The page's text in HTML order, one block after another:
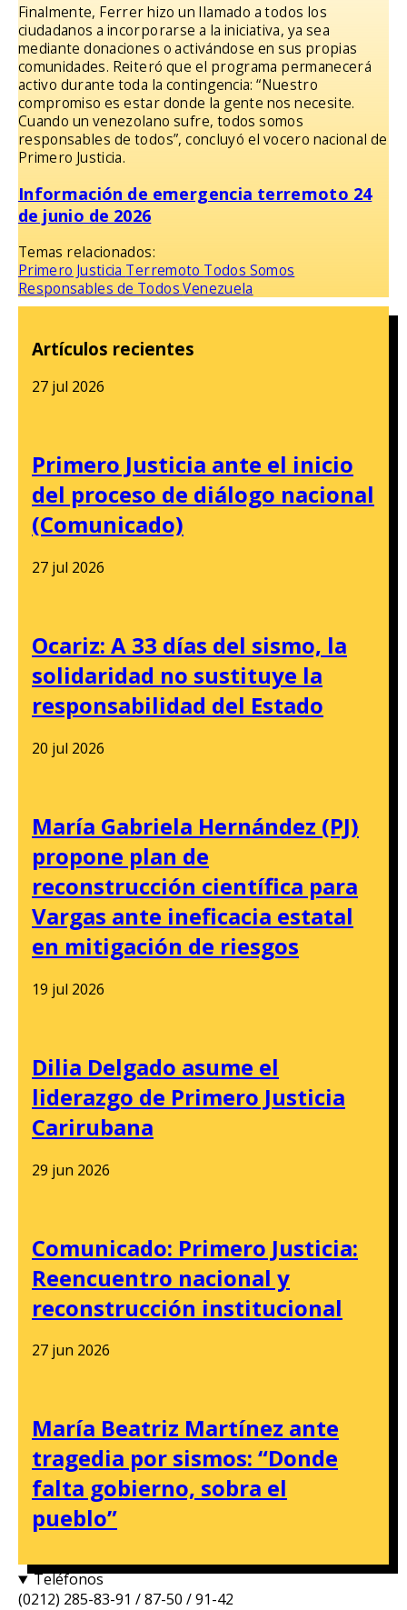
Finalmente, Ferrer hizo un llamado a todos los
ciudadanos a incorporarse a la iniciativa, ya sea
mediante donaciones o activándose en sus propias
comunidades. Reiteró que el programa permanecerá
activo durante toda la contingencia: “Nuestro
compromiso es estar donde la gente nos necesite.
Cuando un venezolano sufre, todos somos
responsables de todos”, concluyó el vocero nacional de
Primero Justicia.
Información de emergencia terremoto 24
de junio de 2026
Temas relacionados:
Primero Justicia Terremoto Todos Somos
Responsables de TodosVenezuela
Artículos recientes
27 jul 2026
Primero Justicia ante el inicio
del proceso de diálogo nacional
(Comunicado)
27 jul 2026
Ocariz: A 33 días del sismo, la
solidaridad no sustituye la
responsabilidad del Estado
20 jul 2026
María Gabriela Hernández (PJ)
propone plan de
reconstrucción científica para
Vargas ante ineficacia estatal
en mitigación de riesgos
19 jul 2026
Dilia Delgado asume el
liderazgo de Primero Justicia
Carirubana
29 jun 2026
Comunicado: Primero Justicia:
Reencuentro nacional y
reconstrucción institucional
27 jun 2026
María Beatriz Martínez ante
tragedia por sismos: “Donde
falta gobierno, sobra el
pueblo”
Teléfonos
(0212) 285-83-91 / 87-50 / 91-42